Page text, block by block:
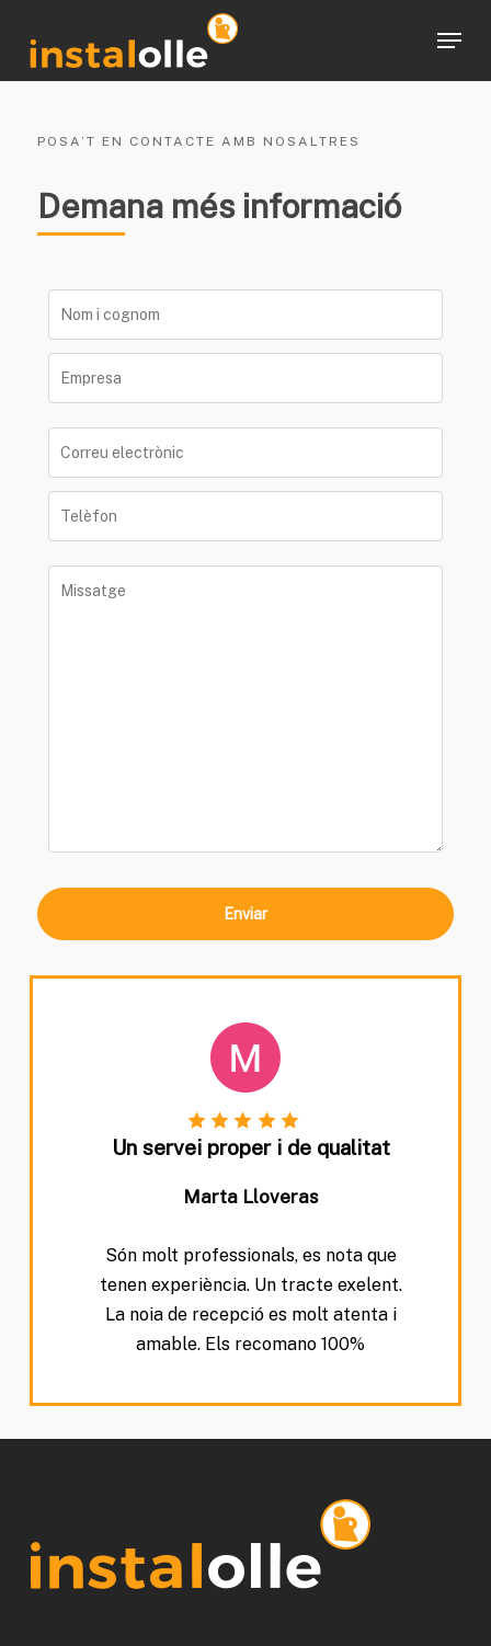
main
Menu
POSA’T EN CONTACTE AMB NOSALTRES
Demana més informació
Un servei proper i de qualitat
Marta Lloveras
Són molt professionals, es nota que
tenen experiència. Un tracte exelent.
La noia de recepció es molt atenta i
amable. Els recomano 100%